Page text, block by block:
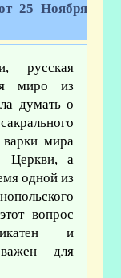
25 Ноября
русская
миро из
думать о
варки мира
Церкви, а
одной из
вопрос
и
для